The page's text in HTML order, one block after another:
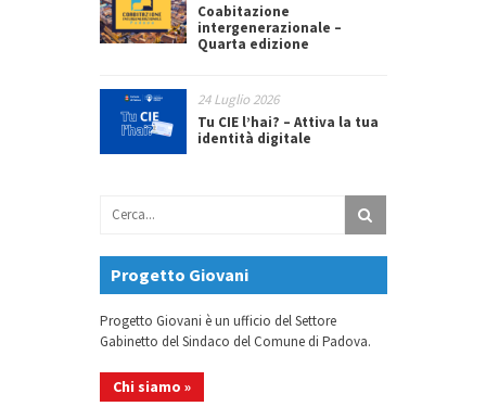
Coabitazione
intergenerazionale –
Quarta edizione
24 Luglio 2026
Tu CIE l’hai? – Attiva la tua
identità digitale
Progetto Giovani
Progetto Giovani è un ufficio del Settore
Gabinetto del Sindaco del Comune di Padova.
Chi siamo »